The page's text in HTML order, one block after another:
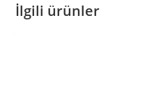
İlgili ürünler